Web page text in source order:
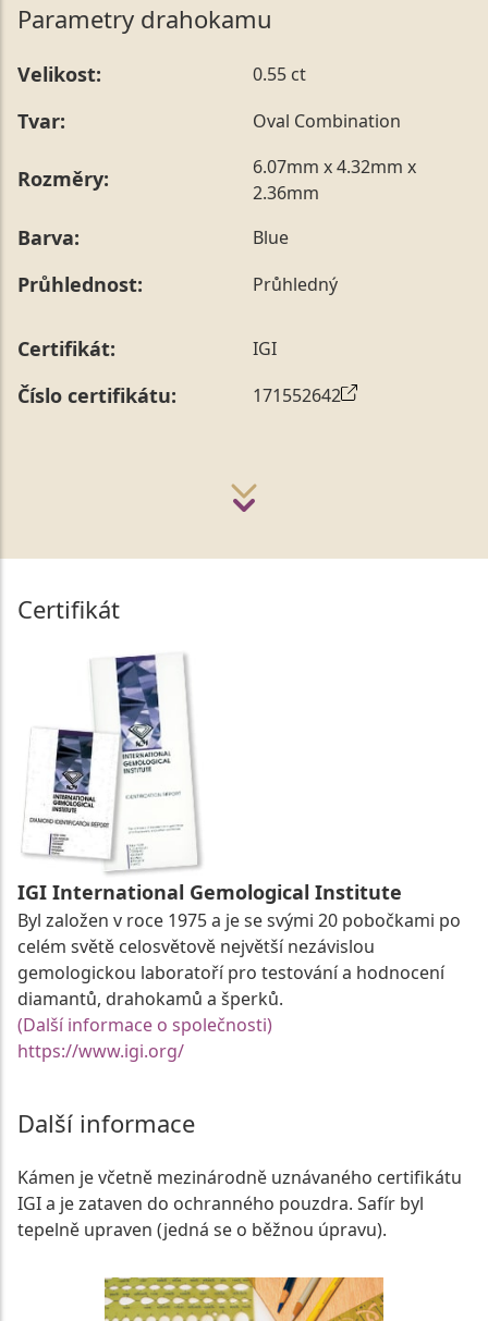
Parametry drahokamu
Velikost: 0.55 ct
Tvar: Oval Combination
Rozměry:
6.07mm x 4.32mm x
2.36mm
Barva: Blue
Průhlednost: Průhledný
Certifikát: IGI
Číslo certifikátu: 171552642
Certifikát
IGI International Gemological Institute
Byl založen v roce 1975 a je se svými 20 pobočkami po
celém světě celosvětově největší nezávislou
gemologickou laboratoří pro testování a hodnocení
diamantů, drahokamů a šperků.
(Další informace o společnosti)
https://www.igi.org/
Další informace
Kámen je včetně mezinárodně uznávaného certifikátu
IGI a je zataven do ochranného pouzdra. Safír byl
tepelně upraven (jedná se o běžnou úpravu).